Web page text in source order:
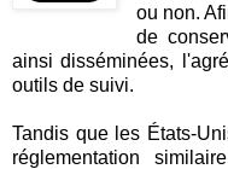
ou non.
de
ainsi disséminées,
outils de suivi.
Tandis que les États-
réglementation